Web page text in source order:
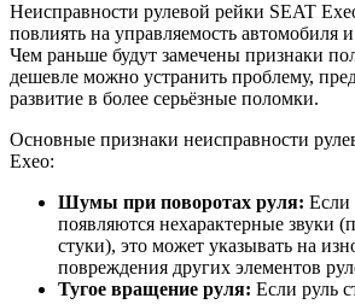
Неисправности рулевой рейки SEAT
повлиять на управляемость автомобиля
Чем раньше будут замечены признаки
дешевле можно устранить проблему,
развитие в более серьёзные поломки.
Основные признаки неисправности
Exeo:
Шумы при поворотах руля: Если
появляются нехарактерные звуки
стуки), это может указывать на
повреждения других элементов
Тугое вращение руля: Если руль